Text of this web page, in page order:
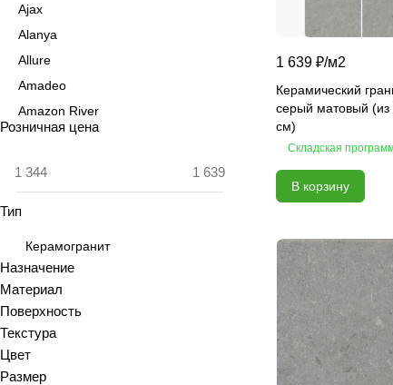
1 639 ₽/м2
Керамический
серый матовый (из
см)
Складская
В корзину
Ajax
Alanya
Allure
Amadeo
Amazon River
Amber Agate
Antiquewood
Ardesia
Arena
Argentina
Armani marble
Art
Розничная цена
Тип
Керамогранит
Назначение
Материал
Поверхность
Текстура
Цвет
Размер